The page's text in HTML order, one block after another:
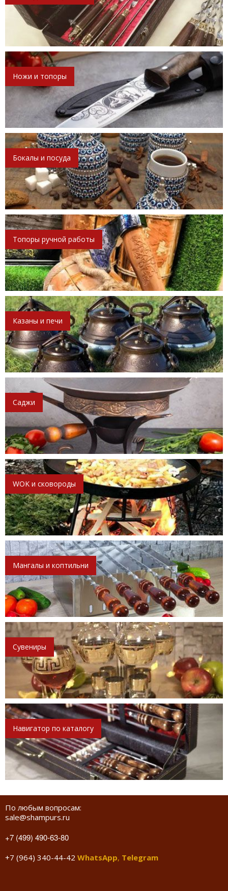
Ножи и топоры
Бокалы и посуда
Топоры ручной работы
Казаны и печи
Саджи
WOK и сковороды
Мангалы и коптильни
Сувениры
Навигатор по каталогу
По любым вопросам:
sale@shampurs.ru
+7 (499) 490-63-80
+7 (964) 340-44-42 WhatsApp, Telegram